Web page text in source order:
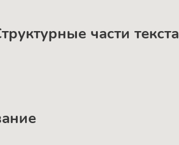
части текста